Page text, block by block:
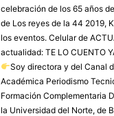
celebración de los 65 años
de Los reyes de la 44 2019,
los eventos. Celular de
actualidad: TE LO CUENTO
Soy directora y del Canal
Académica Periodismo
Formación Complementaria
la Universidad del Norte, de